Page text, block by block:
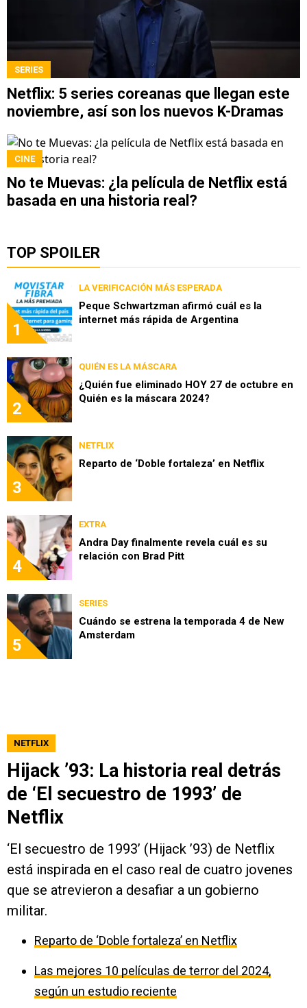
SERIES
Netflix: 5 series coreanas que llegan este
noviembre, así son los nuevos K-Dramas
CINE
No te Muevas: ¿la película de Netflix está
basada en una historia real?
TOP SPOILER
1
LA VERIFICACIÓN MÁS ESPERADA
Peque Schwartzman afirmó cuál es la
internet más rápida de Argentina
2
QUIÉN ES LA MÁSCARA
¿Quién fue eliminado HOY 27 de octubre en
Quién es la máscara 2024?
3
NETFLIX
Reparto de ‘Doble fortaleza’ en Netflix
4
EXTRA
Andra Day finalmente revela cuál es su
relación con Brad Pitt
5
SERIES
Cuándo se estrena la temporada 4 de New
Amsterdam
NETFLIX
Hijack ’93: La historia real detrás
de ‘El secuestro de 1993’ de
Netflix
‘El secuestro de 1993’ (Hijack ’93) de Netflix
está inspirada en el caso real de cuatro jovenes
que se atrevieron a desafiar a un gobierno
militar.
Reparto de ‘Doble fortaleza’ en Netflix
Las mejores 10 películas de terror del 2024,
según un estudio reciente